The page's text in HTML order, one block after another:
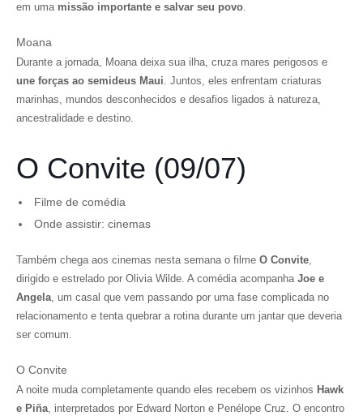
em uma missão importante e salvar seu povo.
Moana
Durante a jornada, Moana deixa sua ilha, cruza mares perigosos e
une forças ao semideus Maui. Juntos, eles enfrentam criaturas
marinhas, mundos desconhecidos e desafios ligados à natureza,
ancestralidade e destino.
O Convite (09/07)
Filme de comédia
Onde assistir: cinemas
Também chega aos cinemas nesta semana o filme O Convite,
dirigido e estrelado por Olivia Wilde. A comédia acompanha Joe e
Angela, um casal que vem passando por uma fase complicada no
relacionamento e tenta quebrar a rotina durante um jantar que deveria
ser comum.
O Convite
A noite muda completamente quando eles recebem os vizinhos Hawk
e Piña, interpretados por Edward Norton e Penélope Cruz. O encontro